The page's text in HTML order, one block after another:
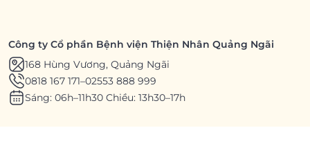
Công ty Cổ phần Bệnh viện Thiện Nhân Quảng Ngãi
168 Hùng Vương, Quảng Ngãi
0818 167 171–02553 888 999
Sáng: 06h–11h30 Chiều: 13h30–17h